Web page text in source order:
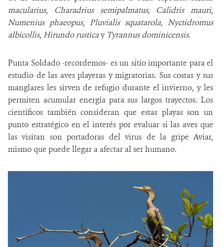
macularius, Charadrius semipalmatus, Calidris mauri,
Numenius phaeopus, Pluvialis squatarola, Nyctidromus
albicollis, Hirundo rusticay Tyrannus dominicensis.
Punta Soldado -recordemos- es un sitio importante para el
estudio de las aves playeras y migratorias. Sus costas y sus
manglares les sirven de refugio durante el invierno, y les
permiten acumular energía para sus largos trayectos. Los
científicos también consideran que estas playas son un
punto estratégico en el interés por evaluar si las aves que
las visitan son portadoras del virus de la gripe Aviar,
mismo que puede llegar a afectar al ser humano.